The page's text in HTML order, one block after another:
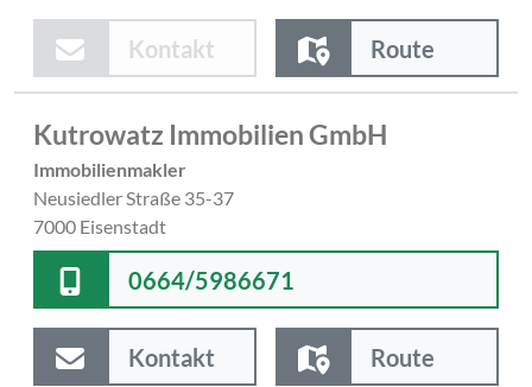
Kontakt Route
Kutrowatz Immobilien GmbH
Immobilienmakler
Neusiedler Straße 35-37
7000 Eisenstadt
0664/5986671
Kontakt Route